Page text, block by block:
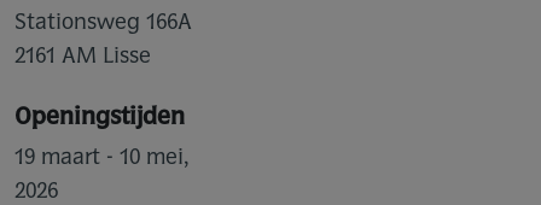
Stationsweg 166A
2161 AM Lisse
Openingstijden
19 maart - 10 mei,
2026